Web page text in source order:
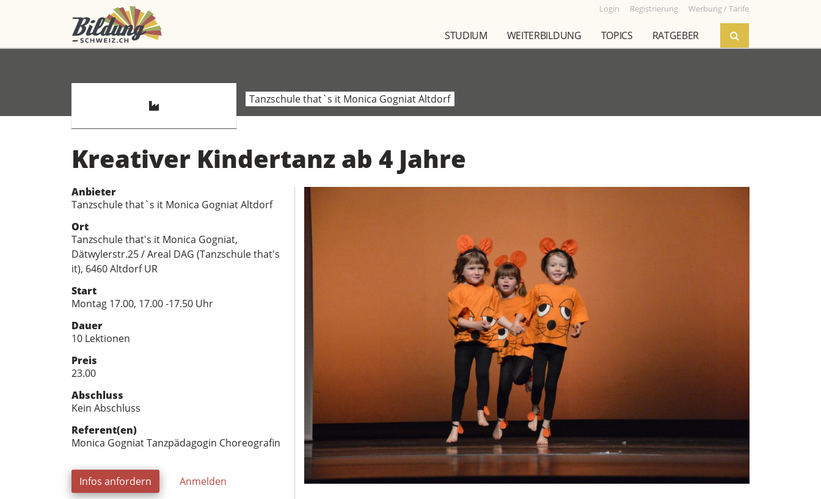
Login Registrierung Werbung / Tarife
STUDIUM WEITERBILDUNG TOPICS RATGEBER
Tanzschule that`s it Monica Gogniat Altdorf
Kreativer Kindertanz ab 4 Jahre
Anbieter
Tanzschule that`s it Monica Gogniat Altdorf
Ort
Tanzschule that's it Monica Gogniat,
Dätwylerstr.25 / Areal DAG (Tanzschule that's
it), 6460 Altdorf UR
Start
Montag 17.00, 17.00 -17.50 Uhr
Dauer
10 Lektionen
Preis
23.00
Abschluss
Kein Abschluss
Referent(en)
Monica Gogniat Tanzpädagogin Choreografin
Infos anfordern Anmelden